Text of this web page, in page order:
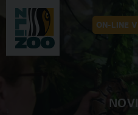
ON-LINE